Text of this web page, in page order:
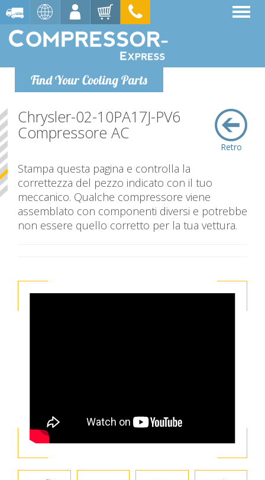
Find Your Cooling Parts
Retro
Chrysler-02-10PA17J-PV6
Compressore AC
Stampa questa pagina e controlla la
correttezza del pezzo indicato con il tuo
meccanico. Qualche compressore viene
assemblato con componenti diversi e potrebbe
non essere quello corretto per la tua vettura.